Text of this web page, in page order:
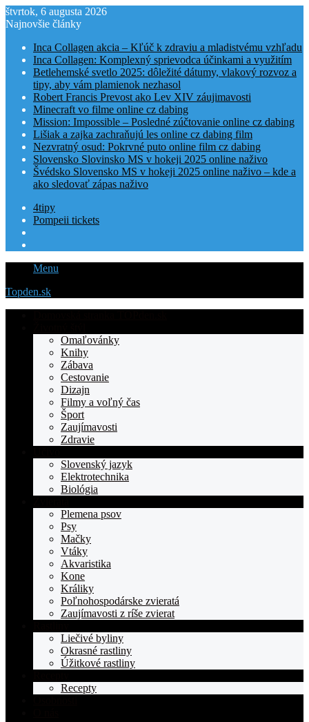
štvrtok, 6 augusta 2026
Najnovšie články
Inca Collagen akcia – Kľúč k zdraviu a mladistvému vzhľadu
Inca Collagen: Komplexný sprievodca účinkami a využitím
Betlehemské svetlo 2025: dôležité dátumy, vlakový rozvoz a
tipy, aby vám plamienok nezhasol
Robert Francis Prevost ako Lev XIV záujimavosti
Minecraft vo filme online cz dabing
Mission: Impossible – Posledné zúčtovanie online cz dabing
Lišiak a zajka zachraňujú les online cz dabing film
Nezvratný osud: Pokrvné puto online film cz dabing
Slovensko Slovinsko MS v hokeji 2025 online naživo
Švédsko Slovensko MS v hokeji 2025 online naživo – kde a
ako sledovať zápas naživo
4tipy
Pompeii tickets
Menu
Topden.sk
Omaľovánky
Knihy
Zábava
Cestovanie
Dizajn
Filmy a voľný čas
Šport
Zaujímavosti
Zdravie
Slovenský jazyk
Elektrotechnika
Biológia
Plemena psov
Psy
Mačky
Vtáky
Akvaristika
Kone
Králiky
Poľnohospodárske zvieratá
Zaujímavosti z ríše zvierat
Liečivé byliny
Okrasné rastliny
Úžitkové rastliny
Recepty